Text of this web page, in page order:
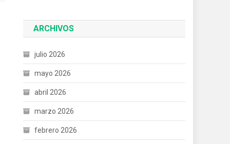
ARCHIVOS
julio 2026
mayo 2026
abril 2026
marzo 2026
febrero 2026